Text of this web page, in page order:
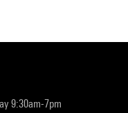
9:30am-7pm